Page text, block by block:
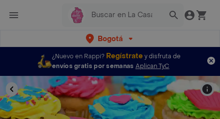
Bogotá
¿Nuevo en Rappi? Regístratey disfruta de
envíos gratis por semanas Aplican TyC